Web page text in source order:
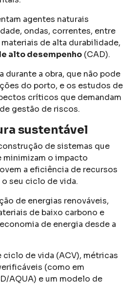
agentes naturais
ondas, correntes, entre
de alta durabilidade,
alto desempenho (CAD).
a obra, que não pode
do porto, e os estudos de
críticos que demandam
gestão de riscos.
sustentável
de sistemas que
o impacto
a eficiência de recursos
seu ciclo de vida.
de energias renováveis,
de baixo carbono e
de energia desde a
ciclo de vida (ACV), métricas
(como em
AQUA) e um modelo de